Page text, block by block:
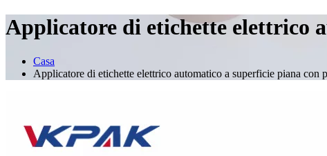
Applicatore di etichette elettrico
Casa
Applicatore di etichette elettrico automatico a superficie piana con